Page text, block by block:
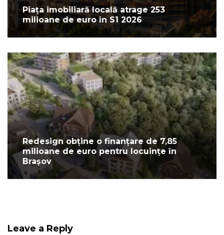
Piața imobiliară locală atrage 253
milioane de euro în S1 2026
Redesign obține o finanțare de 7,85
milioane de euro pentru locuințe în
Brașov
Leave a Reply